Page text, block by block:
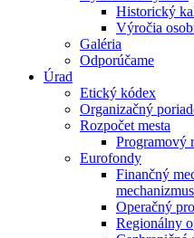
Historický
Výročia
Galéria
Odporúčame
Úrad
Etický kódex
Organizačný
Rozpočet mesta
Programový
Eurofondy
Finančný
mechanizmus
Operačný
Regionálny